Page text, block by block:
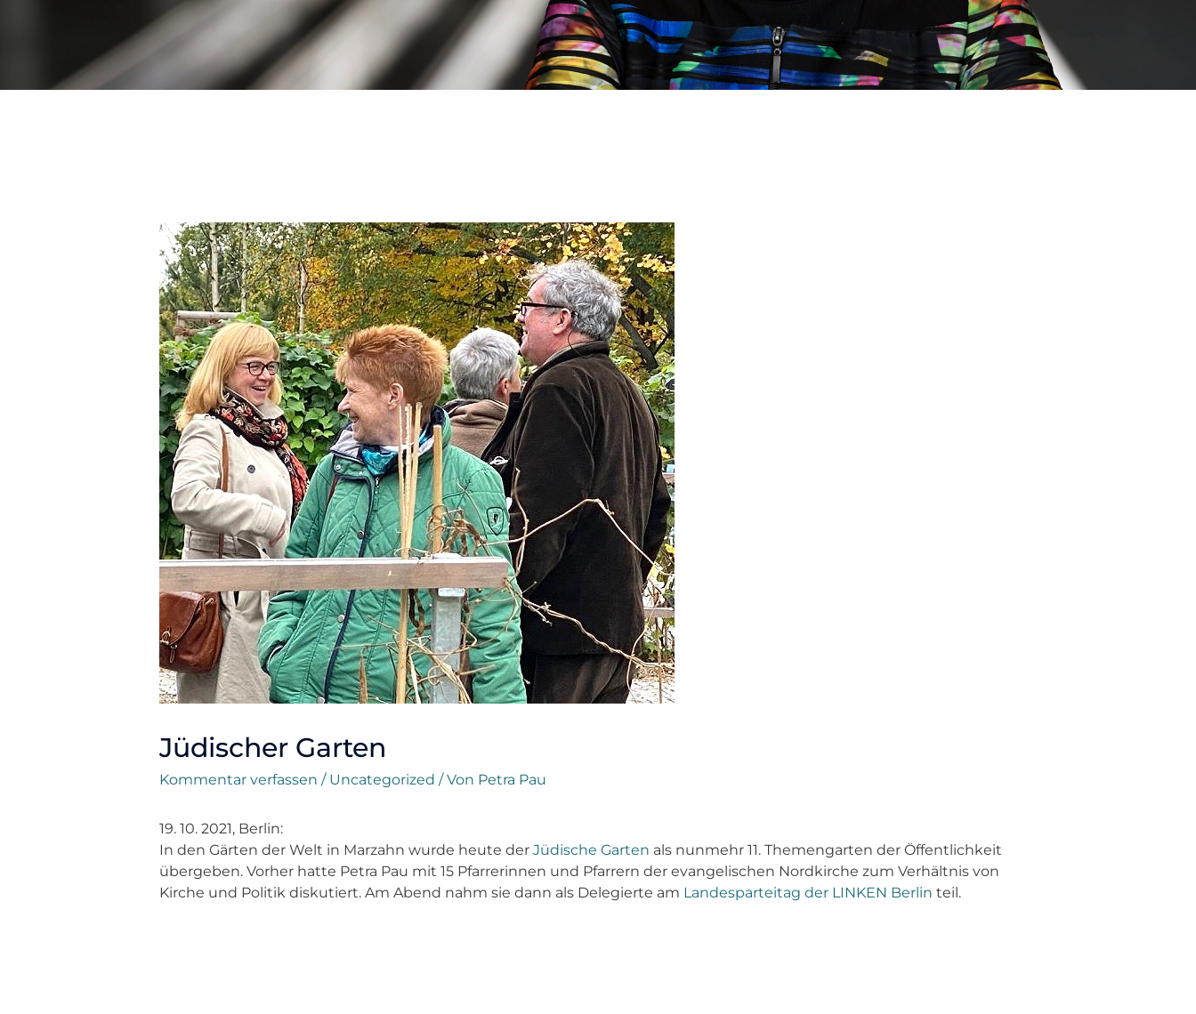
Jüdischer Garten
Kommentar verfassen / Uncategorized / Von Petra Pau
19. 10. 2021, Berlin:
In den Gärten der Welt in Marzahn wurde heute der Jüdische Garten als nunmehr 11. Themengarten der Öffentlichkeit
übergeben. Vorher hatte Petra Pau mit 15 Pfarrerinnen und Pfarrern der evangelischen Nordkirche zum Verhältnis von
Kirche und Politik diskutiert. Am Abend nahm sie dann als Delegierte am Landesparteitag der LINKEN Berlin teil.